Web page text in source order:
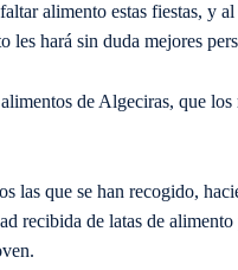
alimento estas fiestas, y
les hará sin duda mejores
de Algeciras, que los
las que se han recogido,
recibida de latas de alimento